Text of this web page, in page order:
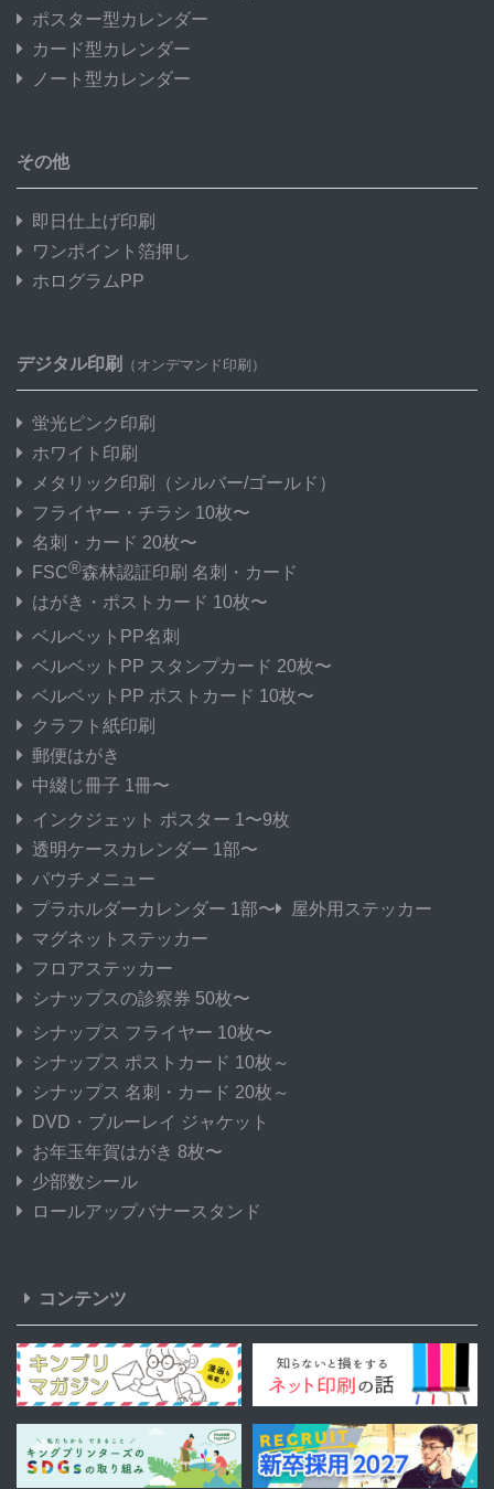
ポスター型カレンダー
カード型カレンダー
ノート型カレンダー
その他
即日仕上げ印刷
ワンポイント箔押し
ホログラムPP
デジタル印刷 （オンデマンド印刷）
蛍光ピンク印刷
ホワイト印刷
メタリック印刷
（シルバー/ゴールド）
フライヤー・チラシ 10枚〜
名刺・カード 20枚〜
FSC®森林認証印刷 名刺・カード
はがき・ポストカード 10枚〜
ベルベットPP名刺
ベルベットPP スタンプカード 20枚〜
ベルベットPP ポストカード 10枚〜
クラフト紙印刷
郵便はがき
中綴じ冊子 1冊〜
インクジェット ポスター 1〜9枚
透明ケースカレンダー 1部〜
パウチメニュー
プラホルダーカレンダー 1部〜
屋外用ステッカー
マグネットステッカー
フロアステッカー
シナップスの診察券 50枚〜
シナップス フライヤー 10枚〜
シナップス ポストカード 10枚～
シナップス 名刺・カード 20枚～
DVD・ブルーレイ ジャケット
お年玉年賀はがき 8枚〜
少部数シール
ロールアップバナースタンド
コンテンツ